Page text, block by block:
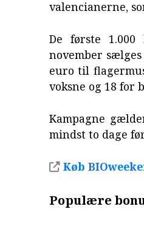
valencianerne,
De første
november
euro til
voksne og 18 for
Kampagne
mindst to dage
Køb
Populære